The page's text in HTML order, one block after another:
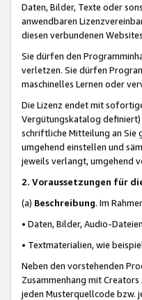
Daten, Bilder, Texte oder
anwendbaren
diesen verbundenen
Sie dürfen den
verletzen. Sie dürfen
maschinelles Lernen oder
Die Lizenz endet mit
Vergütungskatalog definiert)
schriftliche Mitteilung an Sie
umgehend einstellen und
jeweils verlangt, umgehend
2. Voraussetzungen für
(a) Beschreibung. Im
• Daten, Bilder, Audio-
• Textmaterialien, wie
Neben den vorstehenden
Zusammenhang mit
jeden Musterquellcode bzw.